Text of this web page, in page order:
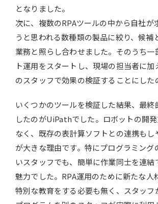
となりました。
次に、複数のRPAツールの中から自社が
うと思われる数種類の製品に絞り、候補
業務と照らし合わせました。そのうち一
ト運用をスタートし、現場の担当者に
のスタッフで効果の検証することにした
いくつかのツールを検証した結果、最終
したのがUiPathでした。ロボットの開
なく、既存の表計算ソフトとの連携もし
が大きな理由です。特にプログラミング
いスタッフでも、簡単に作業同士を連結
魅力でした。RPA運用のために新たな人
特別な教育をする必要も無く、スタッフ